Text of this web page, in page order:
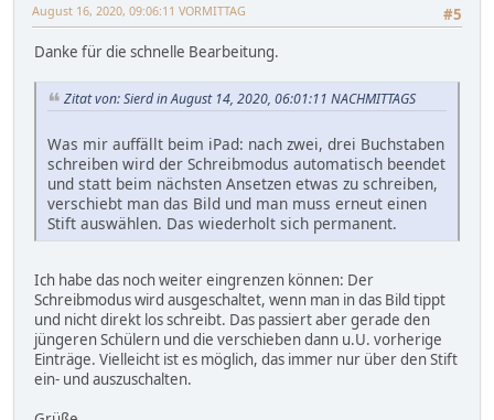
#5
August 16, 2020, 09:06:11 VORMITTAG
Danke für die schnelle Bearbeitung.
Zitat von: Sierd in August 14, 2020, 06:01:11 NACHMITTAGS
Was mir auffällt beim iPad: nach zwei, drei Buchstaben
schreiben wird der Schreibmodus automatisch beendet
und statt beim nächsten Ansetzen etwas zu schreiben,
verschiebt man das Bild und man muss erneut einen
Stift auswählen. Das wiederholt sich permanent.
Ich habe das noch weiter eingrenzen können: Der
Schreibmodus wird ausgeschaltet, wenn man in das Bild tippt
und nicht direkt los schreibt. Das passiert aber gerade den
jüngeren Schülern und die verschieben dann u.U. vorherige
Einträge. Vielleicht ist es möglich, das immer nur über den Stift
ein- und auszuschalten.